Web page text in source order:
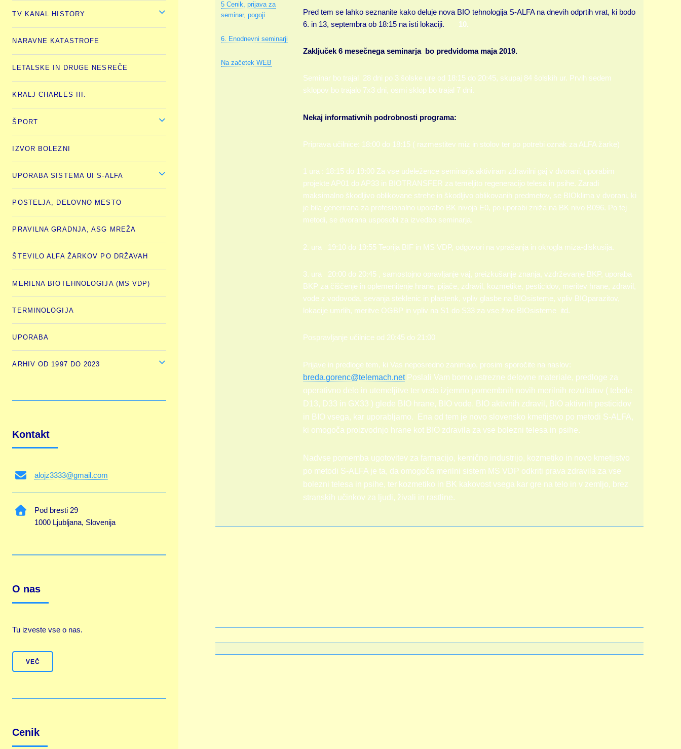
5 Cenik, prijava za
seminar, pogoji
6. Enodnevni seminarji
Na začetek WEB
Pred tem se lahko seznanite kako deluje nova BIO tehnologija S-ALFA na dnevih odprtih vrat, ki bodo
6. in 13, septembra ob 18:15 na isti lokaciji.
10.
Zaključek 6 mesečnega seminarja bo predvidoma maja 2019.
Seminar bo trajal 28 dni po 3 šolske ure od 18:15 do 20:45, skupaj 84 šolskih ur. Prvih sedem
sklopov bo trajalo 7x3 dni, osmi sklop bo trajal 7 dni.
Nekaj informativnih podrobnosti programa:
Priprava učilnice: 18:00 do 18:15 ( razmestitev miz in stolov ter po potrebi oznak za ALFA žarke)
1 ura : 18:15 do 19:00 Za vse udeležence seminarja aktiviram zdravilni gaj v dvorani, uporabim
projekte AP01 do AP33 in BIOTRANSFER za temeljito regeneracijo telesa in psihe. Zaradi
maksimalno škodljivo oblikovane strehe in škodljivo oblikovanih predmetov, se BIOklima v dvorani, ki
je bila generirana za profesionalno uporabo BK nivoja E0, po uporabi zniža na BK nivo B096. Po tej
metodi, se dvorana usposobi za izvedbo seminarja.
2. ura 19:10 do 19:55 Teorija BIF in MS VDP, odgovori na vprašanja in okrogla miza-diskusija.
3. ura 20:00 do 20:45 , samostojno opravljanje vaj, preizkušanje znanja, vzdrževanje BKP, uporaba
BKP za čiščenje in oplemenitenje hrane, pijače, zdravil, kozmetike, pesticidov, meritev hrane, zdravil,
vode z vodovoda, sevanja steklenic in plastenk, vpliv glasbe na BIOsisteme, vpliv BIOparazitov,
lokacije umrlih, meritve OGBP in vpliv na S1 do S33 za vse žive BIOsisteme itd.
Pospravljanje učilnice od 20:45 do 21:00
Prijave in predloge tem, ki Vas neposredno zanimajo, prosim sporočite na naslov:
breda.gorenc@telemach.net Poslali Vam bomo ustrezne delovne materiale, predloge za
operativno delo in utemeljitve ter vrsto izjemno pomembnih novih merilnih rezultatov ( tebele
D13, D33 in GX33 ) glede BIO hrane, BIO vode, BIO aktivnih zdravil, BIO aktivnih pesticidov
in BIO vsega, kar uporabljamo. Ena od tem je novo slovensko kmetijstvo po metodi S-ALFA,
ki omogoča proizvodnjo hrane kot BIO zdravila za vse bolezni telesa in psihe.
Nadvse pomemba ugotovitev za farmacijo, kemično industrijo, kozmetiko in novo kmetijstvo
po metodi S-ALFA je ta, da omogoča merilni sistem MS VDP odkriti prava zdravila za vse
bolezni telesa in psihe, ter kozmetiko in BK kakovost vsega kar gre na telo in v zemljo, brez
stranskih učinkov za ljudi, živali in rastline.
TV KANAL HISTORY
NARAVNE KATASTROFE
LETALSKE IN DRUGE NESREČE
KRALJ CHARLES III.
ŠPORT
IZVOR BOLEZNI
UPORABA SISTEMA UI S-ALFA
POSTELJA, DELOVNO MESTO
PRAVILNA GRADNJA, ASG MREŽA
ŠTEVILO ALFA ŽARKOV PO DRŽAVAH
MERILNA BIOTEHNOLOGIJA (MS VDP)
TERMINOLOGIJA
UPORABA
ARHIV OD 1997 DO 2023
Kontakt
alojz3333@gmail.com
Pod bresti 29
1000 Ljubljana, Slovenija
O nas
Tu izveste vse o nas.
VEČ
Cenik